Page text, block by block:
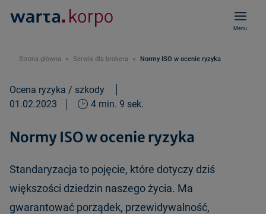
Menu
Strona główna Serwis dla brokera Normy ISO w ocenie ryzyka
Ocena ryzyka / szkody
01.02.2023
4 min. 9 sek.
Normy ISO w ocenie ryzyka
Standaryzacja to pojęcie, które dotyczy dziś
większości dziedzin naszego życia. Ma
gwarantować porządek, przewidywalność,